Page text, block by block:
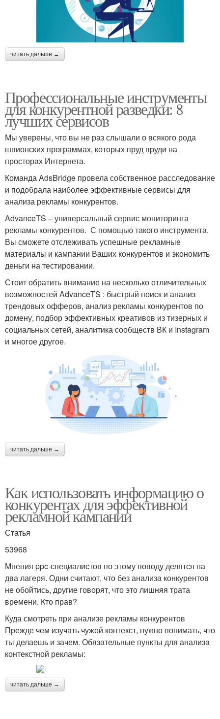
читать дальше →
Профессиональные инструменты
для конкурентной разведки: 8
лучших сервисов
Мы уверены, что вы не раз слышали о всякого рода
шпионских программах, которых пруд пруди на
просторах Интернета.
Команда AdsBridge провела собственное расследование
и подобрала наиболее эффективные сервисы для
анализа рекламы конкурентов.
AdvanceTS – универсальный сервис мониторинга
рекламы конкурентов. С помощью такого инструмента,
Вы сможете отслеживать успешные рекламные
материалы и кампании Ваших конкурентов и экономить
деньги на тестировании.
Стоит обратить внимание на несколько отличительных
возможностей AdvanceTS : быстрый поиск и анализ
трендовых офферов, анализ рекламы конкурентов по
домену, подбор эффективных креативов из тизерных и
социальных сетей, аналитика сообществ ВК и Instagram
и многое другое.
читать дальше →
Как использовать информацию о
конкурентах для эффективной
рекламной кампании
Статья
53968
Мнения ppc-специалистов по этому поводу делятся на
два лагеря. Одни считают, что без анализа конкурентов
не обойтись, другие говорят, что это лишняя трата
времени. Кто прав?
Куда смотреть при анализе рекламы конкурентов
Прежде чем изучать чужой контекст, нужно понимать, что
ты делаешь и зачем. Обязательные пункты для анализа
контекстной рекламы:
читать дальше →